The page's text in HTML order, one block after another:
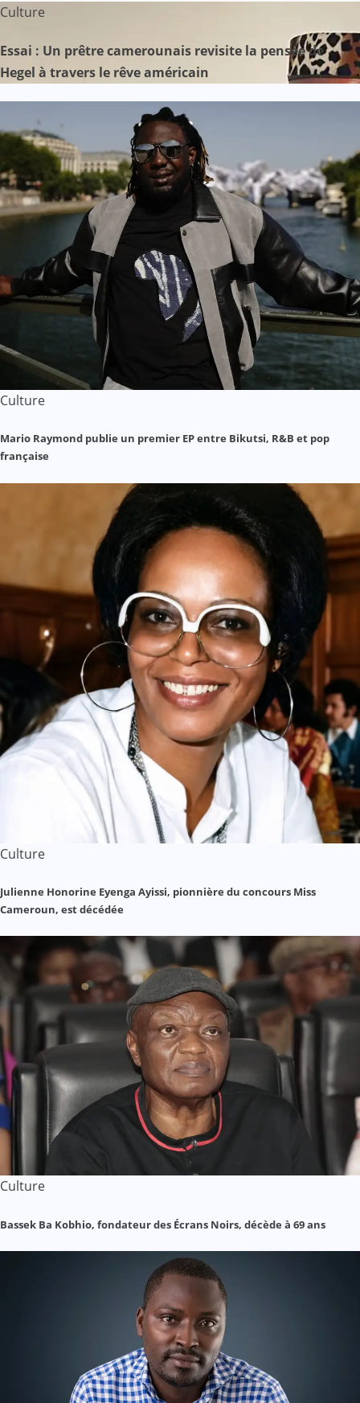
Culture
Essai : Un prêtre camerounais revisite la pensée de
Hegel à travers le rêve américain
Culture
Mario Raymond publie un premier EP entre Bikutsi, R&B et pop
française
Culture
Julienne Honorine Eyenga Ayissi, pionnière du concours Miss
Cameroun, est décédée
Culture
Bassek Ba Kobhio, fondateur des Écrans Noirs, décède à 69 ans